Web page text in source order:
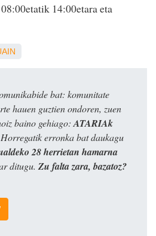
14:00etara eta
bat: komunitate
hauen guztien ondoren, zuen
baino gehiago: ATARIAk
erronka bat daukagu
28 herrietan hamarna
ditugu. Zu falta zara, bazatoz?